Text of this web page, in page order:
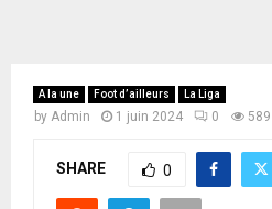
A la une Foot d’ailleurs La Liga
by Admin 1 juin 2024 0 589
SHARE 0